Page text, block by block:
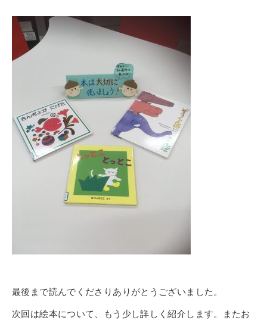
最後まで読んでくださりありがとうございました。
次回は絵本について、もう少し詳しく紹介します。またお